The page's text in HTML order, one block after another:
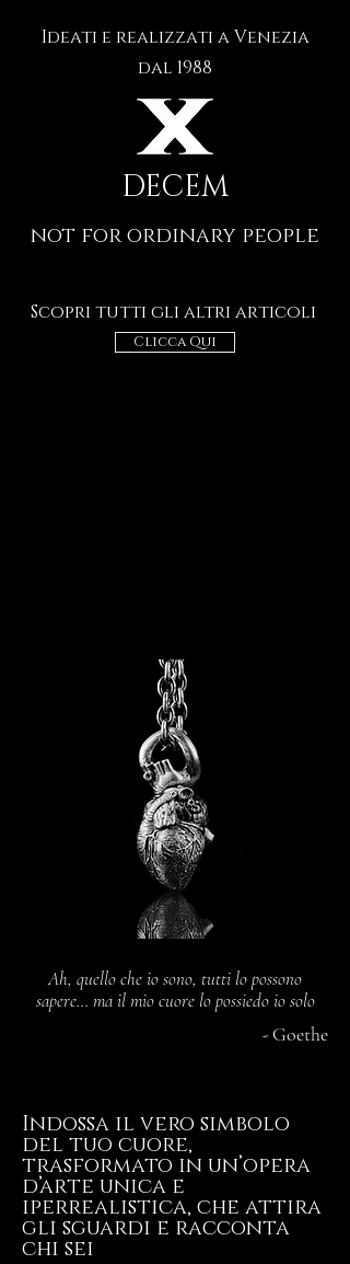
Ideati e realizzati a Venezia
dal 1988
DECEM
not for ordinary people
Scopri tutti gli altri articoli
Clicca Qui
Ah, quello che io sono, tutti lo possono
sapere… ma il mio cuore lo possiedo io solo
- Goethe
Indossa il vero simbolo
del tuo cuore,
trasformato in un’opera
d’arte unica e
iperrealistica, che attira
gli sguardi e racconta
chi sei